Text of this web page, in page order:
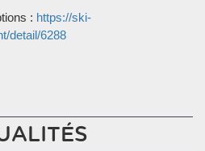
: https://ski-
detail/6288